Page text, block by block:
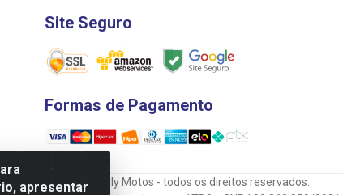
apresentar
Site Seguro
Formas de Pagamento
© 2023 Rally Motos - todos os direitos reservados.